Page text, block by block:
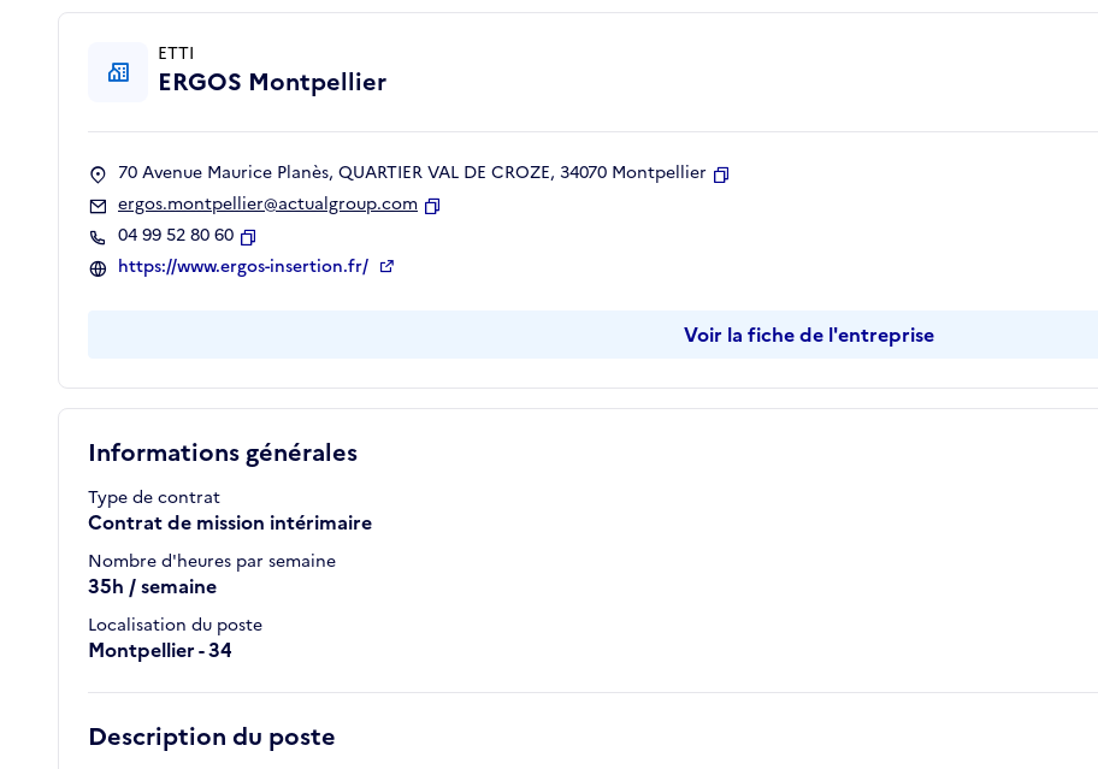
Informations générales
Type de contrat
Contrat de mission intérimaire
Nombre d'heures par semaine
35h / semaine
Localisation du poste
Montpellier - 34
Description du poste
ETTI
ERGOS Montpellier
70 Avenue Maurice Planès, QUARTIER VAL DE CROZE, 34070 Montpellier
ergos.montpellier@actualgroup.com
04 99 52 80 60
Copier
https://www.ergos-insertion.fr/
Voir la fiche de l'entreprise